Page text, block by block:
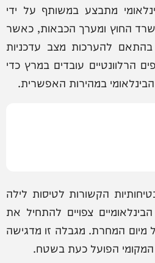
מתבצע במשותף על ידי
החוץ ומערך הכבאות, כאשר
להערכות מצב עדכניות
הרלוונטיים עובדים במרץ כדי
במהירות האפשרית.
הקשורות לטיסות לילה
צפויים להתחיל את
המחרת. מגבלה זו מדגישה
הפועל כעת בשטח.